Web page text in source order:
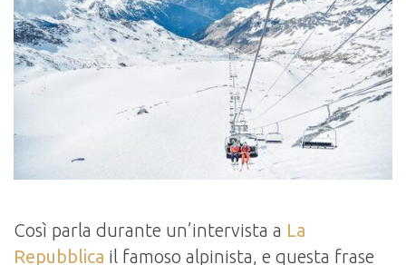
Così parla durante un’intervista a La
Repubblica il famoso alpinista, e questa frase